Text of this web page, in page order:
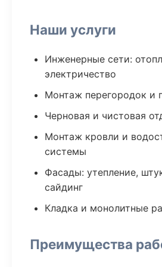
Наши услуги
Инженерные сети:
электричество
Монтаж перегородок и
Черновая и чистовая
Монтаж кровли и
системы
Фасады: утепление,
сайдинг
Кладка и монолитные
Преимущества